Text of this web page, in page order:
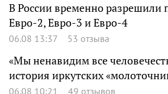
В России временно разрешили
Евро-2, Евро-3 и Евро-4
06.08 13:37 53 отзыва
«Мы ненавидим все
история иркутских
06.08 10:21 49 отзывов